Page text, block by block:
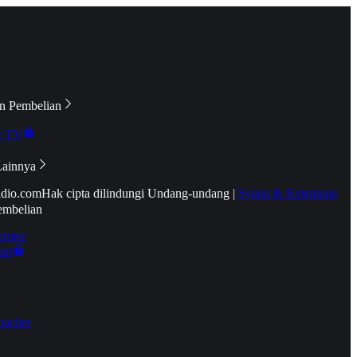
Pembelian
TV
Hak cipta dilindungi Undang-undang | Syarat & Ketentuan